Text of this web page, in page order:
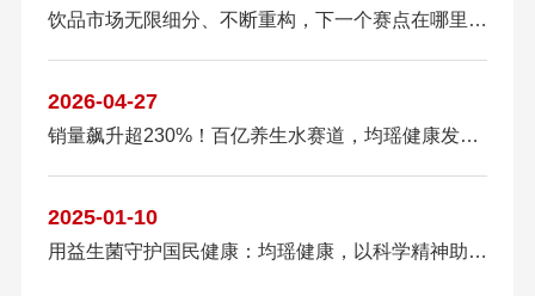
饮品市场无限细分、不断重构，下一个赛点在哪里？均瑶健康给出标准答案
2026-04-27
销量飙升超230%！百亿养生水赛道，均瑶健康发酵植物饮靠这个成为新晋黑马？
2025-01-10
用益生菌守护国民健康：均瑶健康，以科学精神助力“健康中国”建设